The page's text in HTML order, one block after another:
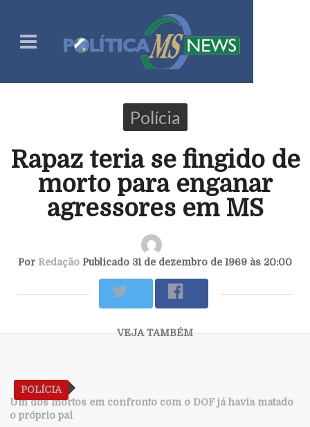
Polícia
Rapaz teria se fingido de
morto para enganar
agressores em MS
Por Redação Publicado 31 de dezembro de 1969 às 20:00
POLÍCIA
Um dos mortos em confronto com o DOF já havia matado
o próprio pai